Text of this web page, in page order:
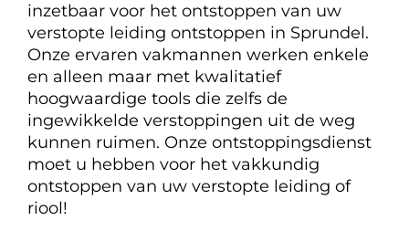
inzetbaar voor het ontstoppen van uw
verstopte leiding ontstoppen in Sprundel.
Onze ervaren vakmannen werken enkele
en alleen maar met kwalitatief
hoogwaardige tools die zelfs de
ingewikkelde verstoppingen uit de weg
kunnen ruimen. Onze ontstoppingsdienst
moet u hebben voor het vakkundig
ontstoppen van uw verstopte leiding of
riool!